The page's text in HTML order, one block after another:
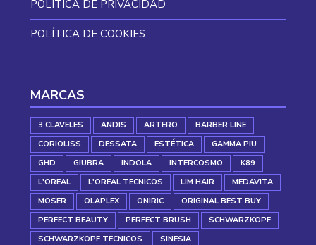
POLÍTICA DE PRIVACIDAD
POLÍTICA DE COOKIES
MARCAS
3 CLAVELES ANDIS ARTERO
BARBER LINE
CORIOLISS
DESSATA ESTÉTICA
GAMMA PIU
GHD
GIUBRA INDOLA INTERCOSMO
K89
L'OREAL
L'OREAL TECNICOS LIM HAIR
MEDAVITA
MOSER
OLAPLEX ONIRIC
ORIGINAL BEST BUY
PERFECT BEAUTY
PERFECT BRUSH
SCHWARZKOPF
SCHWARZKOPF TECNICOS
SINESIA